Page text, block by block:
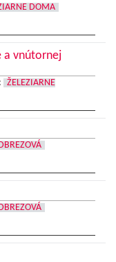
DOMA
a vnútornej
ŽELEZIARNE